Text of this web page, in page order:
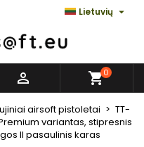
Lietuvių 
 0
airsoft pistoletai
TT-
variantas, stipresnis
II pasaulinis karas